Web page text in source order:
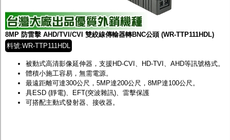
8MP 防雷擊 AHD/TVI/CVI 雙絞線傳輸器轉BNC公頭 (WR-TTP111HDL)
料號:WR-TTP111HDL
被動式高清影像延伸器，支援HD-CVI、HD-TVI、AHD等訊號格式。
體積小施工容易，無需電源。
最遠距離可達300公尺，5MP達200公尺，8MP達100公尺。
具ESD (靜電)、EFT(突波雜訊)、雷擊保護
可搭配主動式發射器、接收器。